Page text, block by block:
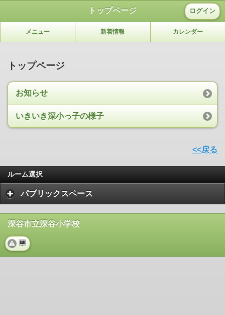
トップページ ログイン
メニュー 新着情報 カレンダー
トップページ
お知らせ
いきいき深小っ子の様子
<<戻る
ルーム選択
パブリックスペース
深谷市立深谷小学校